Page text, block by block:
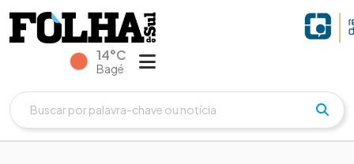
14°C
Bagé